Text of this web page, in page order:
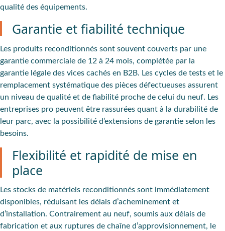
qualité des équipements.
Garantie et fiabilité technique
Les produits reconditionnés sont souvent couverts par une
garantie commerciale de 12 à 24 mois, complétée par la
garantie légale des vices cachés en B2B. Les cycles de tests et le
remplacement systématique des pièces défectueuses assurent
un niveau de qualité et de fiabilité proche de celui du neuf. Les
entreprises pro peuvent être rassurées quant à la durabilité de
leur parc, avec la possibilité d’extensions de garantie selon les
besoins.
Flexibilité et rapidité de mise en
place
Les stocks de matériels reconditionnés sont immédiatement
disponibles, réduisant les délais d’acheminement et
d’installation. Contrairement au neuf, soumis aux délais de
fabrication et aux ruptures de chaîne d’approvisionnement, le